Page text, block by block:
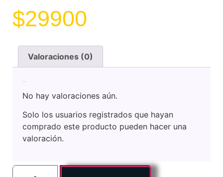
$29900
Valoraciones (0)
No hay valoraciones aún.
Solo los usuarios registrados que hayan
comprado este producto pueden hacer una
valoración.